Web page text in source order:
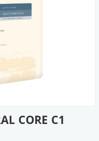
CORE C1